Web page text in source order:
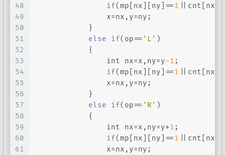
48
49
50
51
52
53
54
55
56
57
58
59
60
61
if(mp[nx][ny]==1
                x=nx,y=ny;
            }
else
if(op== 'L' )
            {
int nx=x,ny=y-1 ;
if(mp[nx][ny]==1
                x=nx,y=ny;
            }
else
if(op== 'R' )
            {
int nx=x,ny=y+1 ;
if(mp[nx][ny]==1
                x=nx,y=ny;